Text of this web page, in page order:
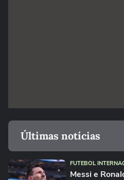
Últimas notícias
FUTEBOL
Messi e